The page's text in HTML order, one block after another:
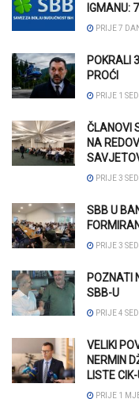
IGMANU:
PRIJE 7
POKRALI
PROĆI
PRIJE 1
ČLANOVI
NA
PRIJE 3
SBB U
PRIJE 3
POZNATI
SBB-U
PRIJE 4
VELIKI
NERMIN
LISTE
PRIJE 1